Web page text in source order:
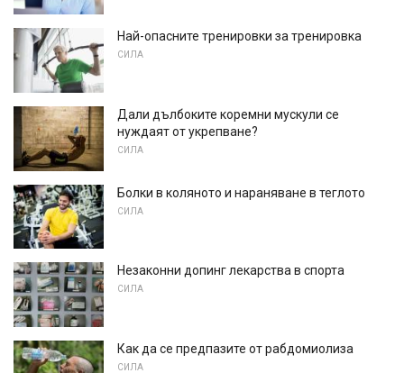
Най-опасните тренировки за тренировка
СИЛА
Дали дълбоките коремни мускули се
нуждаят от укрепване?
СИЛА
Болки в коляното и нараняване в теглото
СИЛА
Незаконни допинг лекарства в спорта
СИЛА
Как да се предпазите от рабдомиолиза
СИЛА